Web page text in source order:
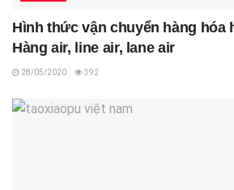
Hình thức vận chuyển hàng hóa
Hàng air, line air, lane air
28/05/2020 392